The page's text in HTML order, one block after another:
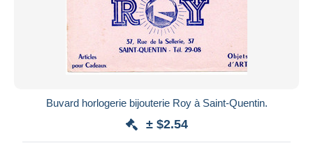
Buvard horlogerie bijouterie Roy à Saint-Quentin.
± $2.54